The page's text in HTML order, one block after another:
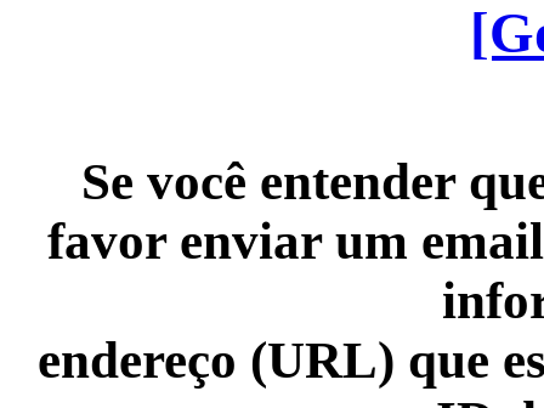
Se você entender
favor enviar um
endereço (URL) que